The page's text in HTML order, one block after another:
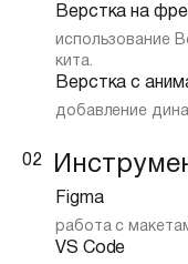
Верстка на
использование
кита.
Верстка с
добавление
02
Figma
работа с
VS Code